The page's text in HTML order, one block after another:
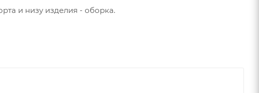
и низу изделия - оборка.